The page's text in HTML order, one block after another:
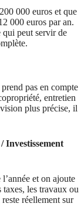
000 euros et que
000 euros par an.
peut servir de
pas en compte
entretien
plus précise, il
Investissement
et on ajoute
taxes, les travaux ou
réellement sur